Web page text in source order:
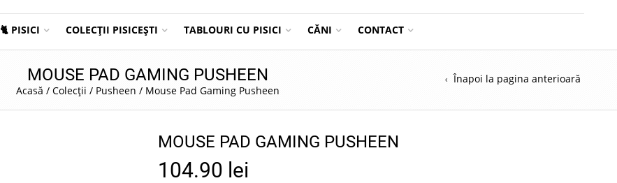
🐈 PISICI COLECȚII PISICEȘTI TABLOURI CU PISICI CĂNI CONTACT
MOUSE PAD GAMING PUSHEEN
Acasă / Colecții / Pusheen / Mouse Pad Gaming Pusheen
Înapoi la pagina anterioară
MOUSE PAD GAMING PUSHEEN
104.90 lei